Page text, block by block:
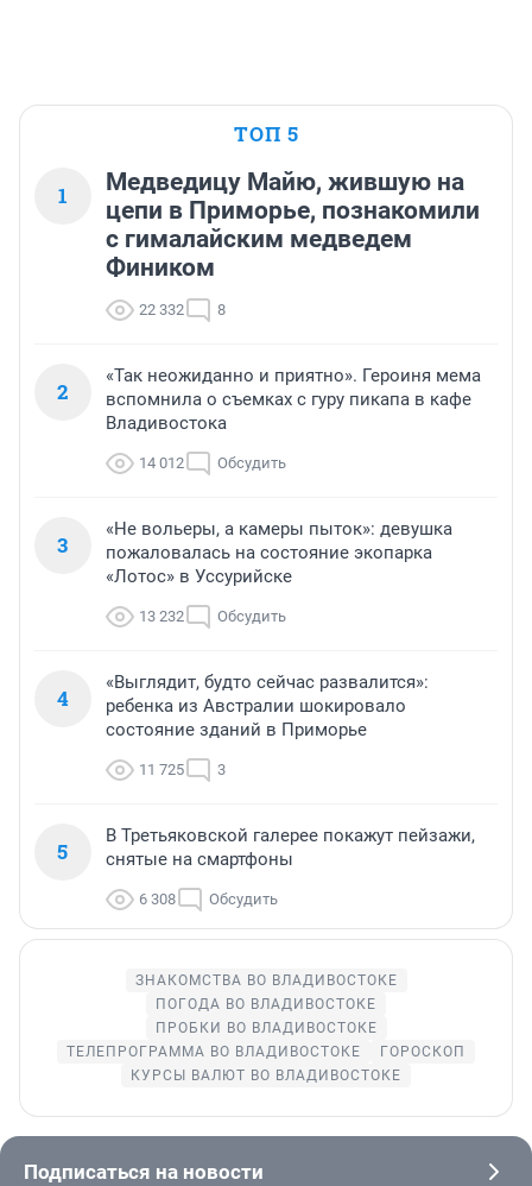
ТОП 5
1
Медведицу Майю, жившую на
цепи в Приморье, познакомили
с гималайским медведем
Фиником
22 332 8
2
«Так неожиданно и приятно». Героиня мема
вспомнила о съемках с гуру пикапа в кафе
Владивостока
14 012 Обсудить
3
«Не вольеры, а камеры пыток»: девушка
пожаловалась на состояние экопарка
«Лотос» в Уссурийске
13 232 Обсудить
4
«Выглядит, будто сейчас развалится»:
ребенка из Австралии шокировало
состояние зданий в Приморье
11 725 3
5
В Третьяковской галерее покажут пейзажи,
снятые на смартфоны
6 308 Обсудить
ЗНАКОМСТВА ВО ВЛАДИВОСТОКЕ
ПОГОДА ВО ВЛАДИВОСТОКЕ
ПРОБКИ ВО ВЛАДИВОСТОКЕ
ТЕЛЕПРОГРАММА ВО ВЛАДИВОСТОКЕ
ГОРОСКОП
КУРСЫ ВАЛЮТ ВО ВЛАДИВОСТОКЕ
Подписаться на новости